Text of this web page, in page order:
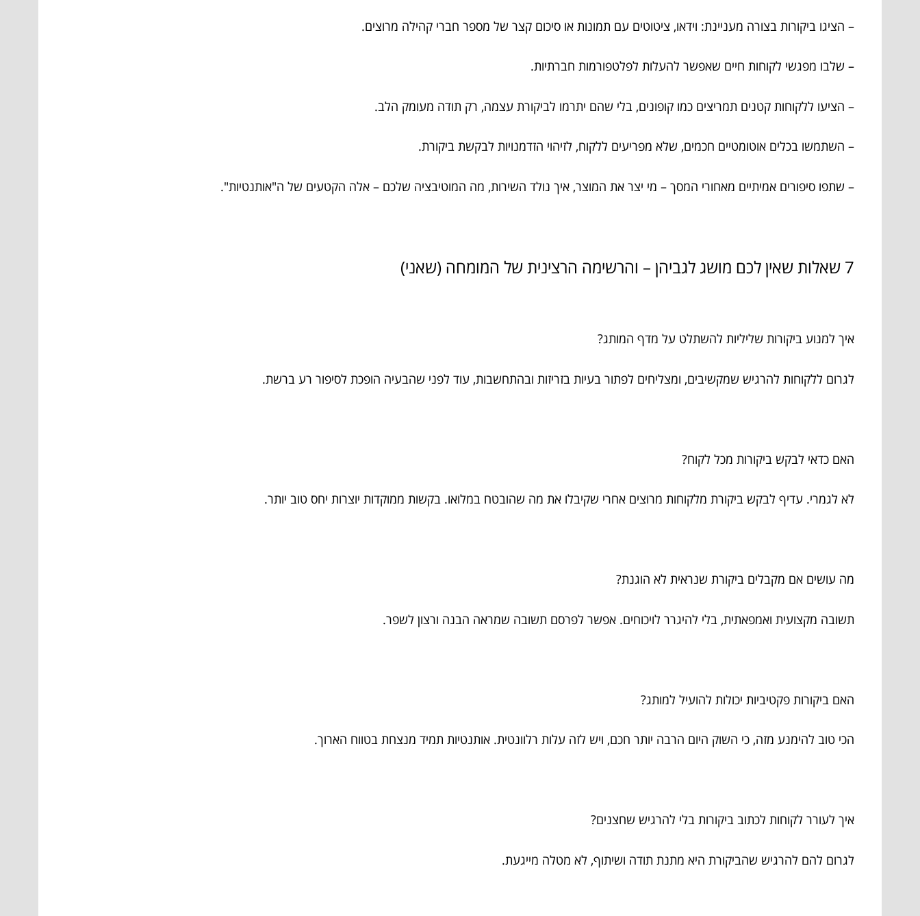
– הציגו ביקורות בצורה מעניינת: וידאו, ציטוטים עם תמונות או סיכום קצר של מספר חברי קהילה מרוצים.
– שלבו מפגשי לקוחות חיים שאפשר להעלות לפלטפורמות חברתיות.
– הציעו ללקוחות קטנים תמריצים כמו קופונים, בלי שהם יתרמו לביקורת עצמה, רק תודה מעומק הלב.
– השתמשו בכלים אוטומטיים חכמים, שלא מפריעים ללקוח, לזיהוי הזדמנויות לבקשת ביקורת.
– שתפו סיפורים אמיתיים מאחורי המסך – מי יצר את המוצר, איך נולד השירות, מה המוטיבציה שלכם – אלה הקטעים של ה"אותנטיות".
7 שאלות שאין לכם מושג לגביהן – והרשימה הרצינית של המומחה (שאני)
איך למנוע ביקורות שליליות להשתלט על מדף המותג?
לגרום ללקוחות להרגיש שמקשיבים, ומצליחים לפתור בעיות בזריזות ובהתחשבות, עוד לפני שהבעיה הופכת לסיפור רע ברשת.
האם כדאי לבקש ביקורות מכל לקוח?
לא לגמרי. עדיף לבקש ביקורת מלקוחות מרוצים אחרי שקיבלו את מה שהובטח במלואו. בקשות ממוקדות יוצרות יחס טוב יותר.
מה עושים אם מקבלים ביקורת שנראית לא הוגנת?
תשובה מקצועית ואמפאתית, בלי להיגרר לויכוחים. אפשר לפרסם תשובה שמראה הבנה ורצון לשפר.
האם ביקורות פקטיביות יכולות להועיל למותג?
הכי טוב להימנע מזה, כי השוק היום הרבה יותר חכם, ויש לזה עלות רלוונטית. אותנטיות תמיד מנצחת בטווח הארוך.
איך לעורר לקוחות לכתוב ביקורות בלי להרגיש שחצנים?
לגרום להם להרגיש שהביקורת היא מתנת תודה ושיתוף, לא מטלה מייגעת.